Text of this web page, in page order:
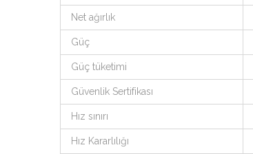
Net ağırlık
Güç
Güç tüketimi
Güvenlik Sertifikası
Hız sınırı
Hız Kararlılığı